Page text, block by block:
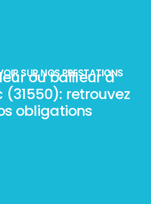
SUR NOS PRESTATIONS
ou bailleur à
(31550): retrouvez
obligations